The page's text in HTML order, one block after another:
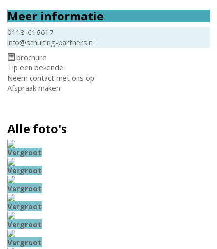
Meer informatie
0118-616617
info@schulting-partners.nl
brochure
Tip een bekende
Neem contact met ons op
Afspraak maken
Alle foto's
Vergroot
Vergroot
Vergroot
Vergroot
Vergroot
Vergroot